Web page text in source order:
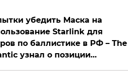
убедить Маска на
Starlink для
по баллистике в РФ – The
узнал о позиции